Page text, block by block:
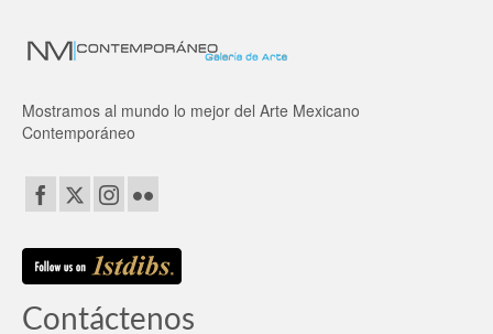
Mostramos al mundo lo mejor del Arte Mexicano
Contemporáneo
Contáctenos